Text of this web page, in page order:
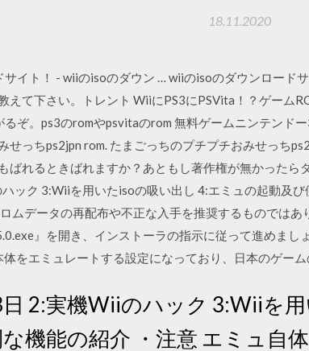
18.11.2020
イト！ - wiiのisoのダウン … wiiのisoのダウンロード
えて下さい。トレント WiiにPS3にPSVita！？ゲーム
ぞ。ps3のromやpsvitaのrom 無料ゲームニンテンド
せっちps2jpn rom. たまごっちのプチプチおみせっち
ばれるときばれますか？あともし著作権が無かった
ック 3:Wiiを用いたisoの吸い出し 4:エミュの起動及
ムデータの再配布や不正な入手を推奨するものでは
』を開き、インストーラの指示に従って進めまし
をエミュレートする設定になっており、日本のゲー
2:実機Wiiのハック 3:Wiiを
機能の紹介 ・注意 エミュ自